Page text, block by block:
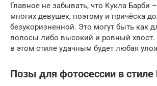
Главное не забывать, что Кукла Барби
многих девушек, поэтому и причёска
безукоризненной. Это могут быть как
волосы либо высокий и ровный хвост.
в этом стиле удачным будет любая
Позы для фотосессии в стиле